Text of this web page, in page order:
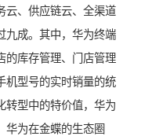
云、供应链云、全渠道
九成。其中，华为终端
的库存管理、门店管理
机型号的实时销量的统
转型中的特价值，华为
华为在金蝶的生态圈